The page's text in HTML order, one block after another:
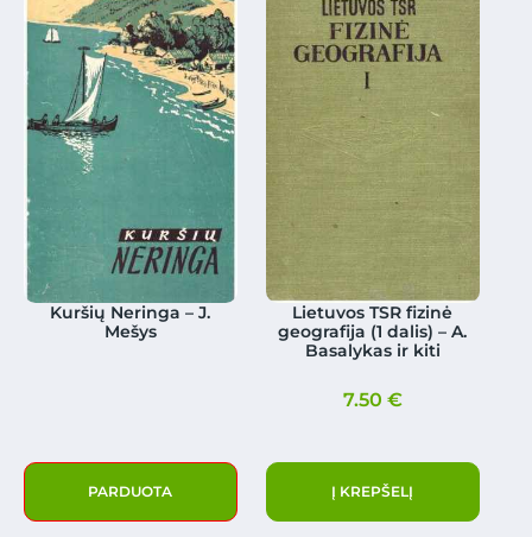
Kuršių Neringa – J.
Mešys
PARDUOTA
Lietuvos TSR fizinė
geografija (1 dalis) – A.
Basalykas ir kiti
7.50 €
Į KREPŠELĮ